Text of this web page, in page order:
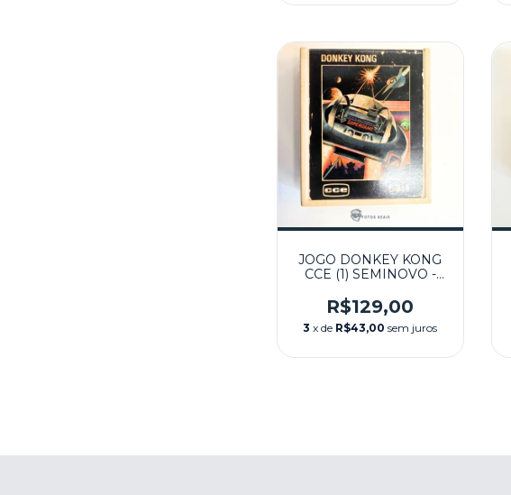
JOGO DONKEY KONG
CCE (1) SEMINOVO -
R$129,00
3 x de R$43,00 sem juros